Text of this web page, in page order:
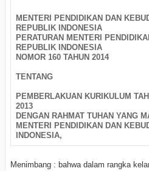
MENTERI PENDIDIKAN DAN
REPUBLIK INDONESIA
PERATURAN MENTERI
REPUBLIK INDONESIA
NOMOR 160 TAHUN 2014
TENTANG
PEMBERLAKUAN KURIKULUM
2013
DENGAN RAHMAT TUHAN YANG
MENTERI PENDIDIKAN DAN
INDONESIA,
Menimbang : bahwa dalam rangka